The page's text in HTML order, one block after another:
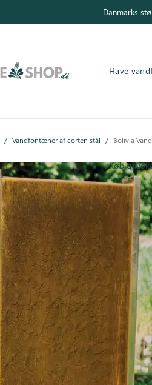
Danmarks
Have
Køb
/ Vandfontæner af corten stål / Bolivia